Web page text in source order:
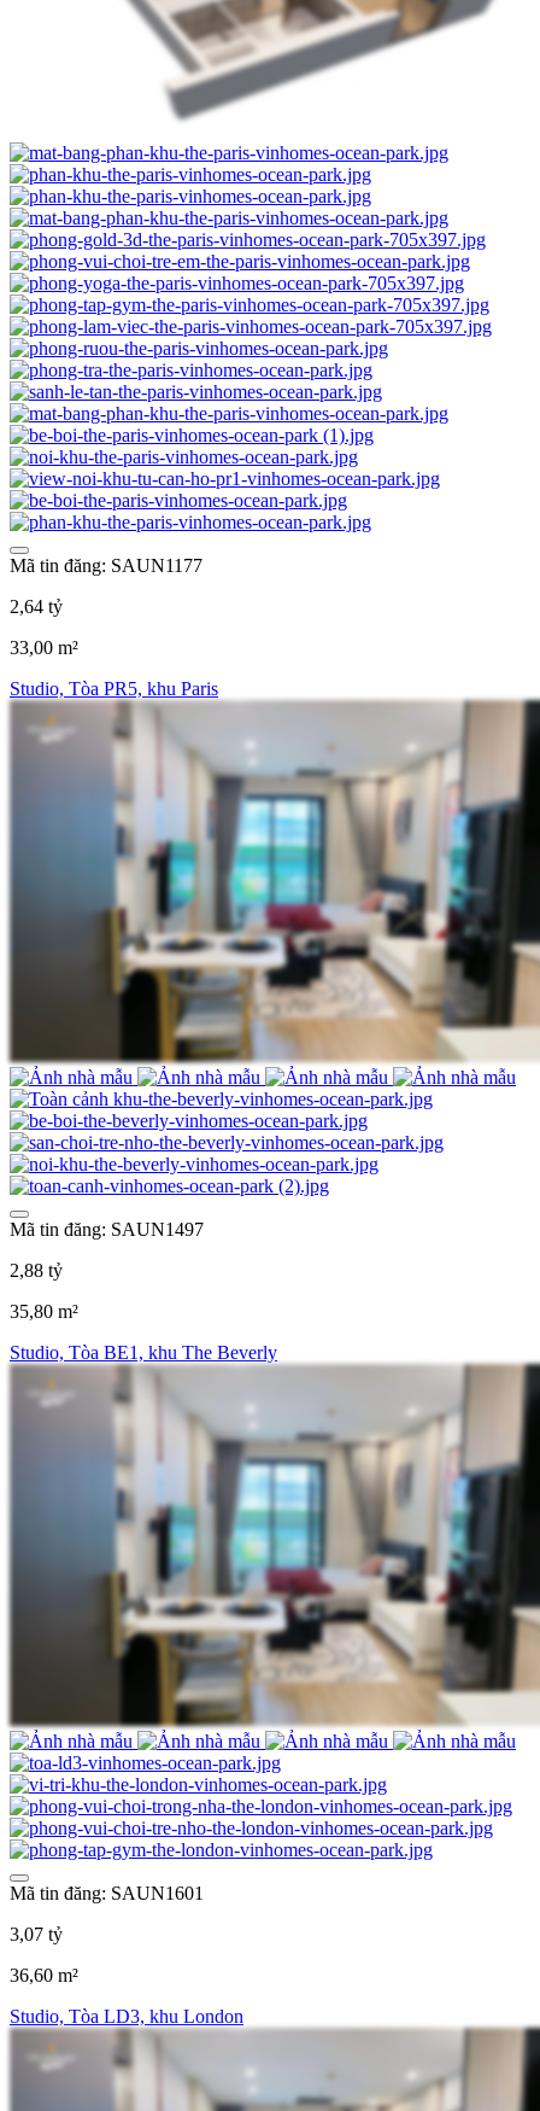
Mã tin đăng: SAUN1177
2,64 tỷ
33,00 m²
Studio, Tòa PR5, khu Paris
Mã tin đăng: SAUN1497
2,88 tỷ
35,80 m²
Studio, Tòa BE1, khu The Beverly
Mã tin đăng: SAUN1601
3,07 tỷ
36,60 m²
Studio, Tòa LD3, khu London